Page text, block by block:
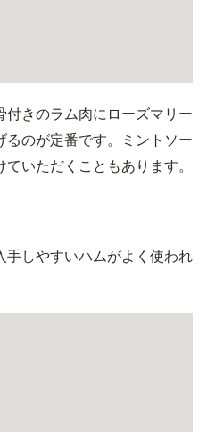
きのラム肉にローズマリー
るのが定番です。ミントソー
いただくこともあります。
手しやすいハムがよく使われ